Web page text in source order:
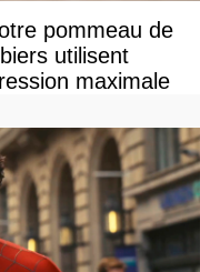
pommeau de
utilisent
maximale